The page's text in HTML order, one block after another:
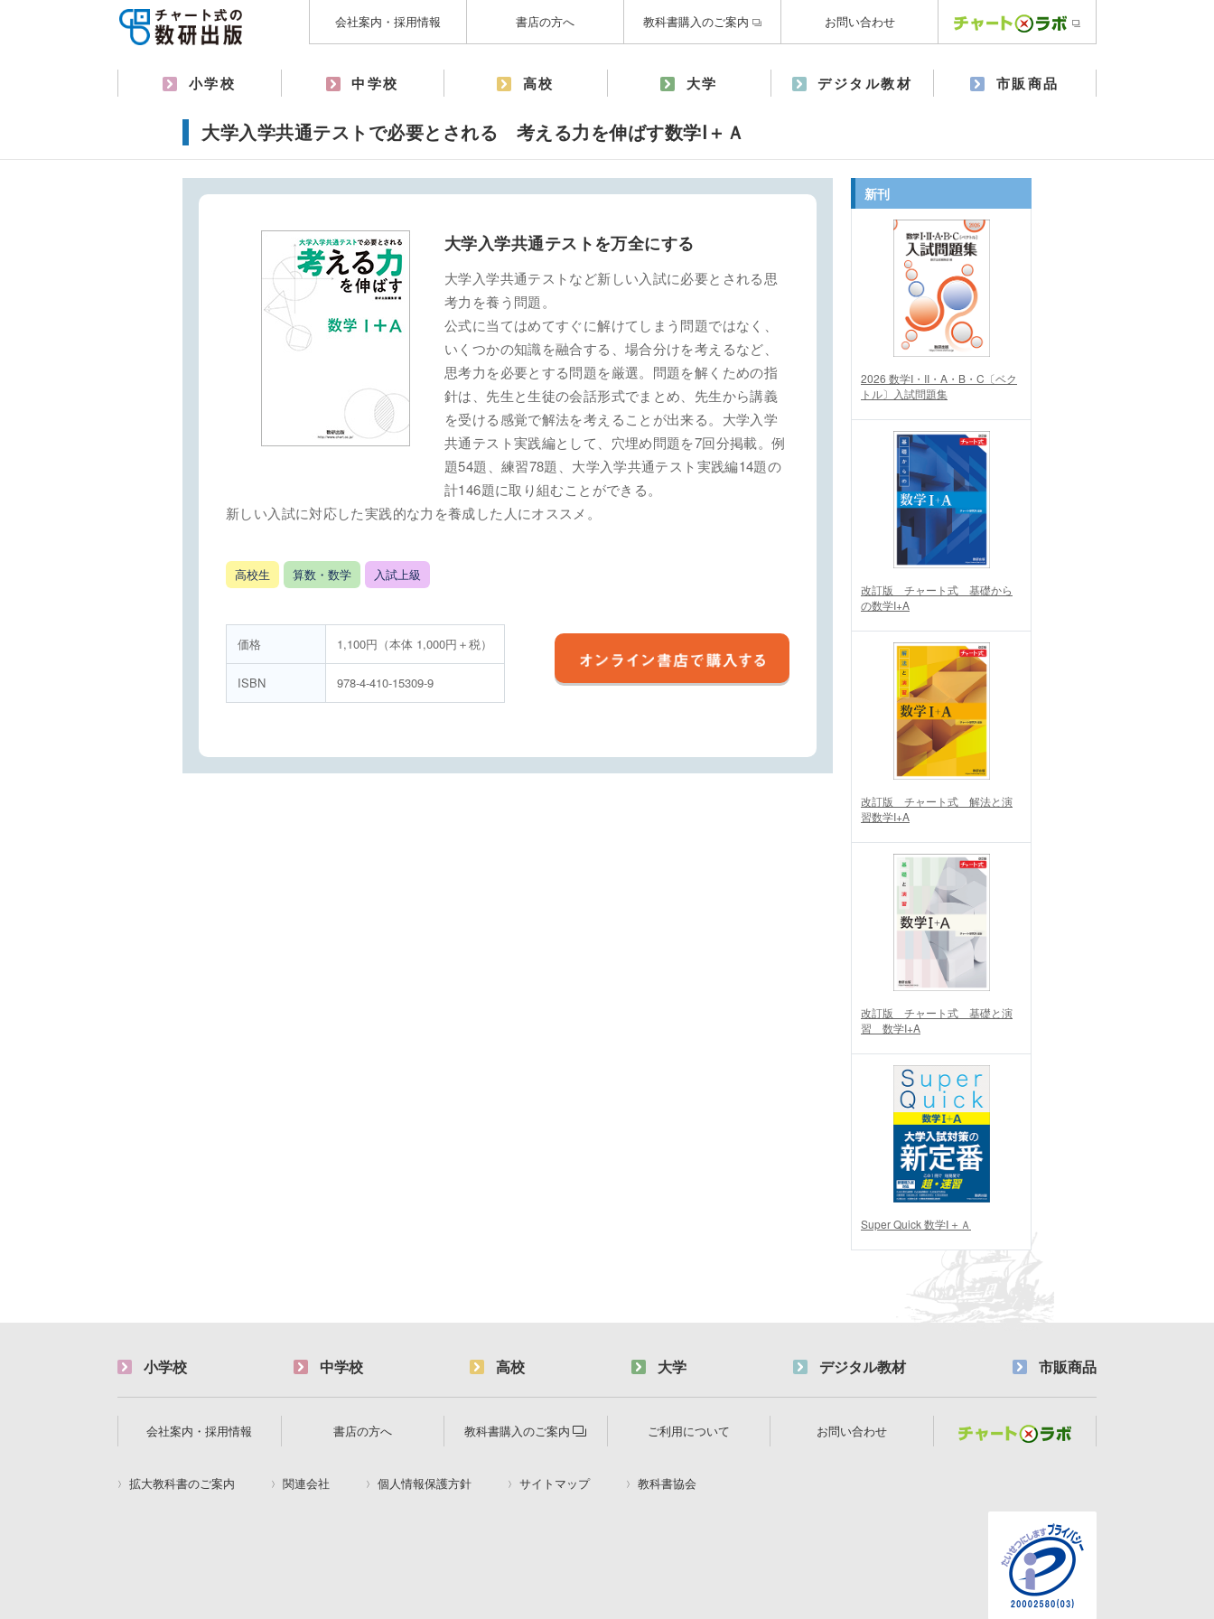
会社案内・採用情報 書店の方へ 教科書購入のご案内 お問い合わせ
小学校 中学校 高校 大学 デジタル教材 市販商品
大学入学共通テストで必要とされる 考える力を伸ばす数学Ⅰ＋Ａ
大学入学共通テストを万全にする
大学入学共通テストなど新しい入試に必要とされる思
考力を養う問題。
公式に当てはめてすぐに解けてしまう問題ではなく、
いくつかの知識を融合する、場合分けを考えるなど、
思考力を必要とする問題を厳選。問題を解くための指
針は、先生と生徒の会話形式でまとめ、先生から講義
を受ける感覚で解法を考えることが出来る。大学入学
共通テスト実践編として、穴埋め問題を7回分掲載。例
題54題、練習78題、大学入学共通テスト実践編14題の
計146題に取り組むことができる。
新しい入試に対応した実践的な力を養成した人にオススメ。
高校生 算数・数学 入試上級
価格 1,100円（本体 1,000円＋税）
ISBN 978-4-410-15309-9
新刊
2026 数学I・II・A・B・C〔ベク
トル〕入試問題集
改訂版 チャート式 基礎から
の数学I+A
改訂版 チャート式 解法と演
習数学I+A
改訂版 チャート式 基礎と演
習 数学I+A
Super Quick 数学Ⅰ＋Ａ
小学校 中学校 高校 大学 デジタル教材 市販商品
会社案内・採用情報 書店の方へ 教科書購入のご案内 ご利用について お問い合わせ
拡大教科書のご案内 関連会社 個人情報保護方針 サイトマップ 教科書協会